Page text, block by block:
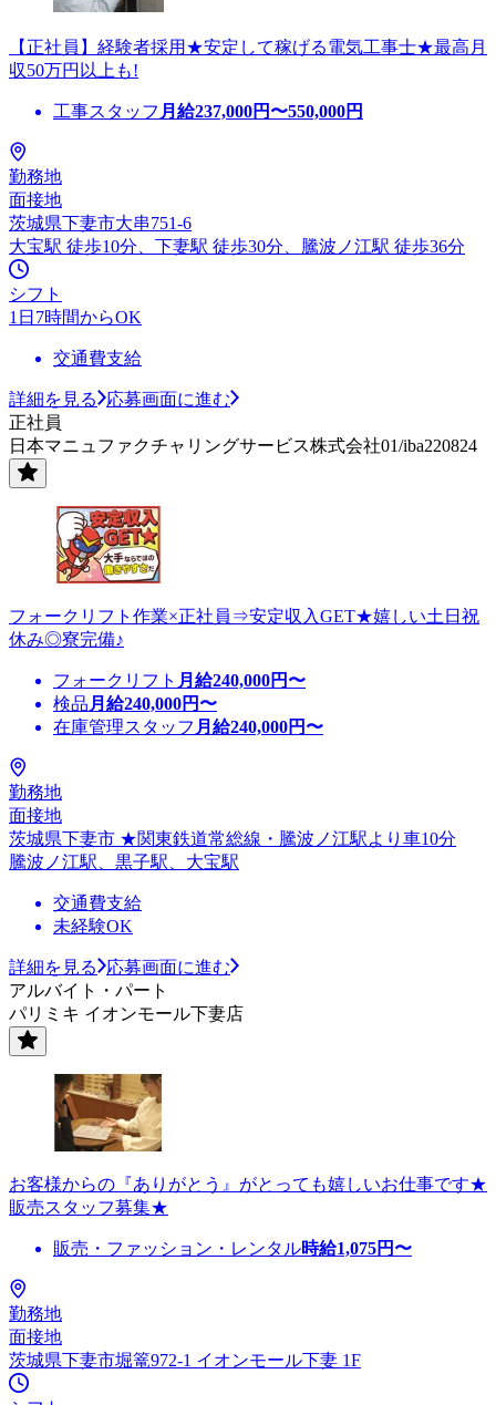
【正社員】経験者採用★安定して稼げる電気工事士★最高月
収50万円以上も!
工事スタッフ 月給237,000円〜550,000円
勤務地
面接地
茨城県下妻市大串751-6
大宝駅 徒歩10分、下妻駅 徒歩30分、騰波ノ江駅 徒歩36分
シフト
1日7時間からOK
交通費支給
詳細を見る
応募画面に進む
正社員
日本マニュファクチャリングサービス株式会社01/iba220824
フォークリフト作業×正社員⇒安定収入GET★嬉しい土日祝
休み◎寮完備♪
フォークリフト 月給240,000円〜
検品 月給240,000円〜
在庫管理スタッフ 月給240,000円〜
勤務地
面接地
茨城県下妻市 ★関東鉄道常総線・騰波ノ江駅より車10分
騰波ノ江駅、黒子駅、大宝駅
交通費支給
未経験OK
詳細を見る
応募画面に進む
アルバイト・パート
パリミキ イオンモール下妻店
お客様からの『ありがとう』がとっても嬉しいお仕事です★
販売スタッフ募集★
販売・ファッション・レンタル時給1,075円〜
勤務地
面接地
茨城県下妻市堀篭972-1 イオンモール下妻 1F